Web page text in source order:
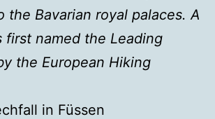
the Bavarian royal palaces. A
first named the Leading
the European Hiking
in Füssen